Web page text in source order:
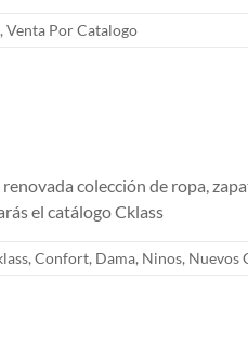
, Venta Por Catalogo
colección de ropa,
el catálogo Cklass
, Confort, Dama, Ninos, Nuevos